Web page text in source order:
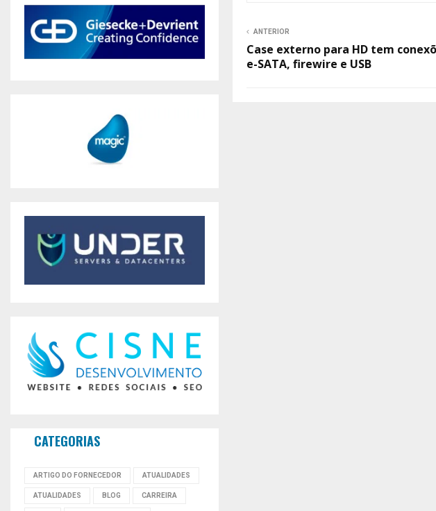
ANTERIOR
Case externo para HD tem
e-SATA, firewire e USB
CATEGORIAS
ARTIGO DO FORNECEDOR ATUALIDADES
ATUALIDADES BLOG CARREIRA